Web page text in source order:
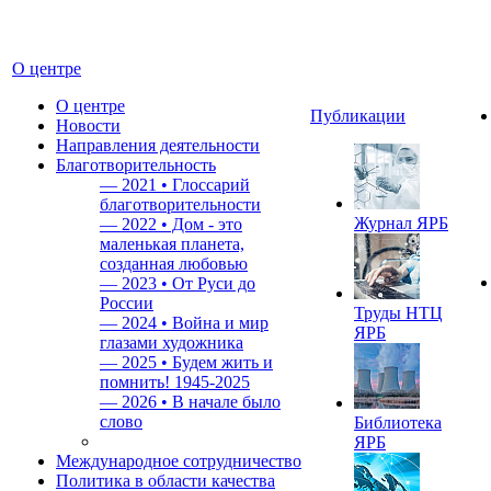
О центре
О центре
Новости
Направления деятельности
Благотворительность
— 2021 • Глоссарий
благотворительности
— 2022 • Дом - это
маленькая планета,
созданная любовью
— 2023 • От Руси до
России
— 2024 • Война и мир
глазами художника
— 2025 • Будем жить и
помнить! 1945-2025
— 2026 • В начале было
слово
Международное сотрудничество
Политика в области качества
Публикации
Журнал ЯРБ
Труды НТЦ
ЯРБ
Библиотека
ЯРБ